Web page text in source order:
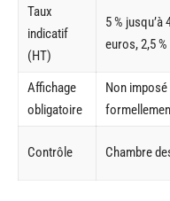
Taux
indicatif
(HT)
5 % jusqu’à
euros, 2,5
Affichage
obligatoire
Non imposé
Contrôle Chambre